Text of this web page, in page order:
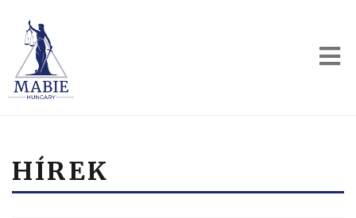
HÍREK